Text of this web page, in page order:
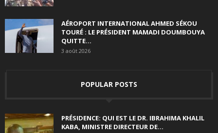
AÉROPORT INTERNATIONAL AHMED SÉKOU
TOURÉ : LE PRÉSIDENT MAMADI DOUMBOUYA
QUITTE...
3 août 2026
POPULAR POSTS
PRÉSIDENCE: QUI EST LE DR. IBRAHIMA KHALIL
KABA, MINISTRE DIRECTEUR DE...